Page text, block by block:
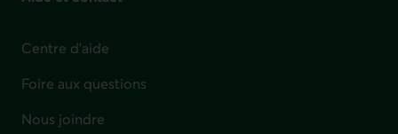
Centre d'aide
Foire aux questions
Nous joindre